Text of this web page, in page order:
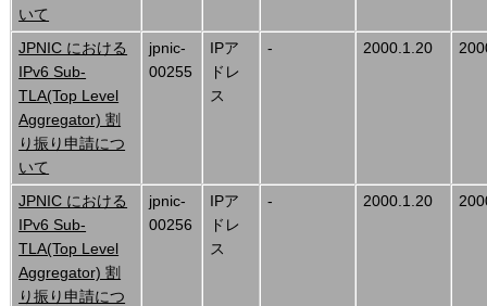
いて
JPNIC における
IPv6 Sub-
TLA(Top Level
Aggregator) 割
り振り申請につ
いて
jpnic-
00255
IPア
ドレ
ス
- 2000.1.20
JPNIC における
IPv6 Sub-
TLA(Top Level
Aggregator) 割
り振り申請につ
jpnic-
00256
IPア
ドレ
ス
- 2000.1.20